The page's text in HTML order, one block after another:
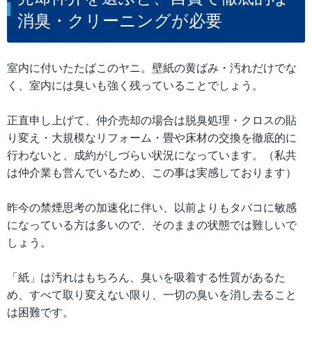
消臭・クリーニングが必要
室内に付いたたばこのヤニ。壁紙の黄ばみ・汚れだけでな
く、室内には臭いも強く残っていることでしょう。
正直申し上げて、仲介売却の場合は脱臭処理・クロスの貼
り変え・大規模なリフォーム・畳や床材の交換を徹底的に
行わないと、成約がしづらい状況になっています。（私共
は仲介業も営んでいるため、この事は実感しております）
昨今の禁煙思考の加速化に伴い、以前よりもタバコに敏感
になっている方は多いので、そのままの状態では難しいで
しょう。
「紙」は汚れはもちろん、臭いを吸着する性質があるた
め、すべて取り変えない限り、一切の臭いを消し去ること
は困難です。